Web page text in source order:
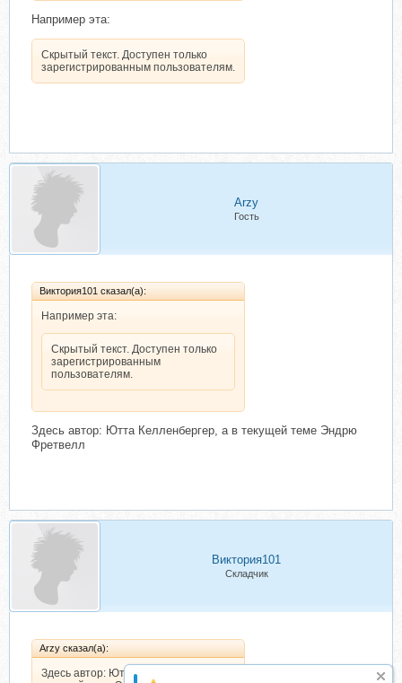
Например эта:
Скрытый текст. Доступен только
зарегистрированным пользователям.
Arzy
Гость
Виктория101 сказал(а):
Например эта:
Скрытый текст. Доступен только
зарегистрированным
пользователям.
Здесь автор: Ютта Келленбергер, а в текущей теме Эндрю
Фретвелл
Виктория101
Складчик
Arzy сказал(а):
Здесь автор: Ютта Келленбергер, а в